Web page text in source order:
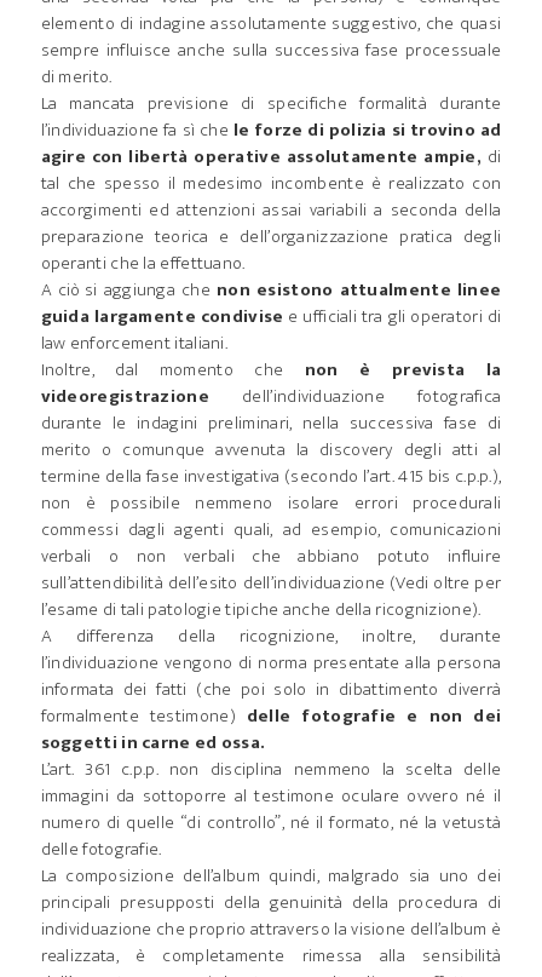
elemento di indagine assolutamente suggestivo, che quasi
sempre influisce anche sulla successiva fase processuale
di merito.
La mancata previsione di specifiche formalità durante
l’individuazione fa sì che le forze di polizia si trovino ad
agire con libertà operative assolutamente ampie, di
tal che spesso il medesimo incombente è realizzato con
accorgimenti ed attenzioni assai variabili a seconda della
preparazione teorica e dell’organizzazione pratica degli
operanti che la effettuano.
A ciò si aggiunga che non esistono attualmente linee
guida largamente condivise e ufficiali tra gli operatori di
law enforcement italiani.
Inoltre, dal momento che non è prevista la
videoregistrazione dell’individuazione fotografica
durante le indagini preliminari, nella successiva fase di
merito o comunque avvenuta la discovery degli atti al
termine della fase investigativa (secondo l’art. 415 bis c.p.p.),
non è possibile nemmeno isolare errori procedurali
commessi dagli agenti quali, ad esempio, comunicazioni
verbali o non verbali che abbiano potuto influire
sull’attendibilità dell’esito dell’individuazione (Vedi oltre per
l’esame di tali patologie tipiche anche della ricognizione).
A differenza della ricognizione, inoltre, durante
l’individuazione vengono di norma presentate alla persona
informata dei fatti (che poi solo in dibattimento diverrà
formalmente testimone) delle fotografie e non dei
soggetti in carne ed ossa.
L’art. 361 c.p.p. non disciplina nemmeno la scelta delle
immagini da sottoporre al testimone oculare ovvero né il
numero di quelle “di controllo”, né il formato, né la vetustà
delle fotografie.
La composizione dell’album quindi, malgrado sia uno dei
principali presupposti della genuinità della procedura di
individuazione che proprio attraverso la visione dell’album è
realizzata, è completamente rimessa alla sensibilità